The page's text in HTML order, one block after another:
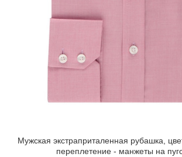
Мужская экстраприталенная рубашка,
переплетение - манжеты на